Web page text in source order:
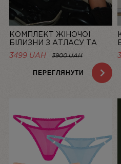
КОМПЛЕКТ ЖІНОЧОЇ
БІЛИЗНИ З АТЛАСУ ТА
МЕРЕЖИВА CHAMPAGNE |
LINIYA
3499 UAH 3900 UAH
ПЕРЕГЛЯНУТИ